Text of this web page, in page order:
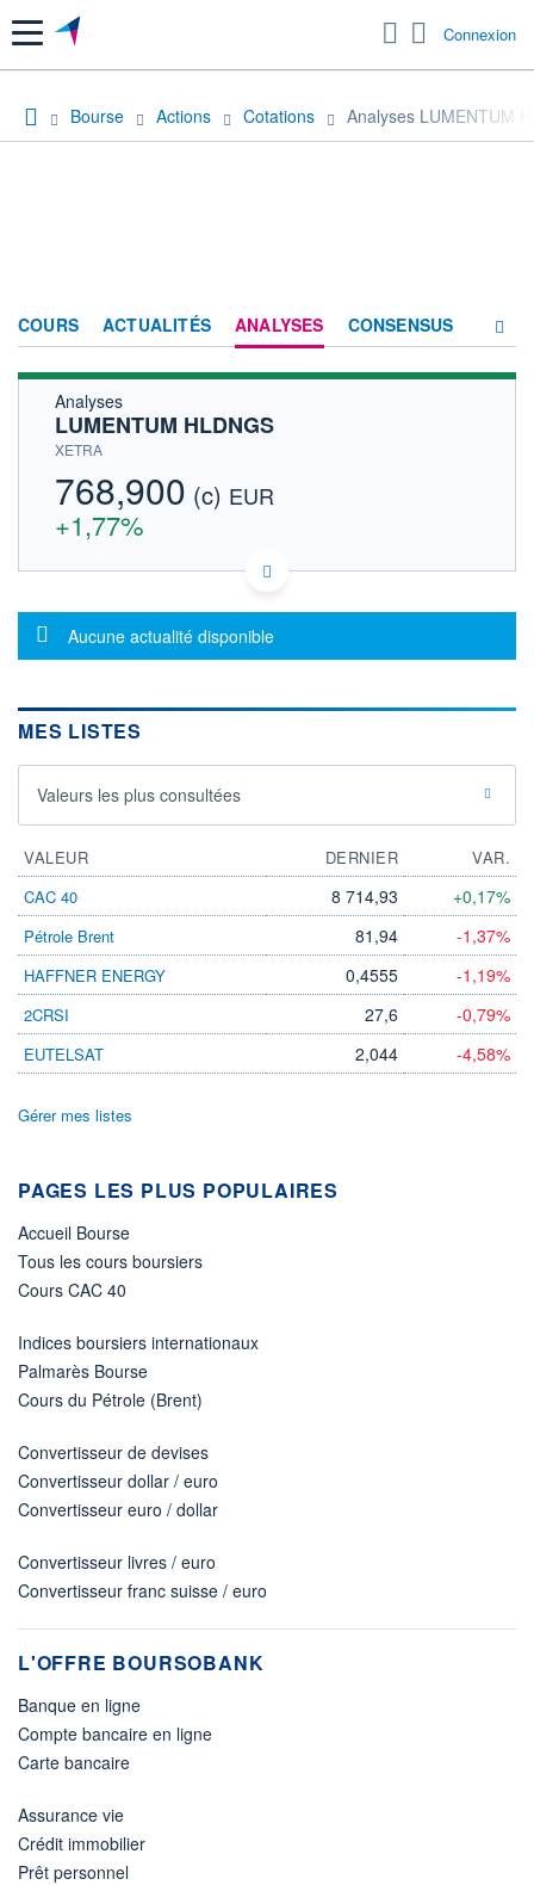
Menu Connexion
Bourse Actions Cotations Analyses LUMENTUM
COURS ACTUALITÉS ANALYSES CONSENSUS
ACTIONNAIRES
Analyses
LUMENTUM HLDNGS
XETRA
768,900 (c) EUR
+1,77%
US55024U1097 LU2
Politique d'exécution
Cotation sur les autres places
OUVERTURE
749,800
CLÔTURE VEILLE
755,500
+ HAUT
796,600
+ BAS
VOLUME
1 673
CAPITAL ÉCHANGÉ
0,00%
59 820 MEUR
DERNIER ÉCHANGE
07.08.26 / 17:35:37
0,000
- -
DERNIER
DIVIDENDE
0,00 EUR
-
Non éligible
Message d'information
Aucune actualité disponible
MES LISTES
Valeurs les plus consultées
VALEUR DERNIER
VAR.
CAC 40
8 714,93 +0,17%
Pétrole Brent 81,94 -1,37%
HAFFNER ENERGY 0,4555 -1,19%
2CRSI 27,6 -0,79%
EUTELSAT 2,044 -4,58%
Gérer mes listes
PAGES LES PLUS POPULAIRES
Accueil Bourse
Tous les cours boursiers
Cours CAC 40
Indices boursiers internationaux
Palmarès Bourse
Cours du Pétrole (Brent)
Convertisseur de devises
Convertisseur dollar / euro
Convertisseur euro / dollar
Convertisseur livres / euro
Convertisseur franc suisse / euro
L'OFFRE BOURSOBANK
Banque en ligne
Compte bancaire en ligne
Carte bancaire
Assurance vie
Crédit immobilier
Prêt personnel